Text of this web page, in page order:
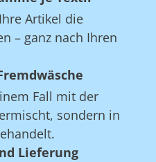
Artikel die
– ganz nach Ihren
Fall mit der
sondern in
Lieferung